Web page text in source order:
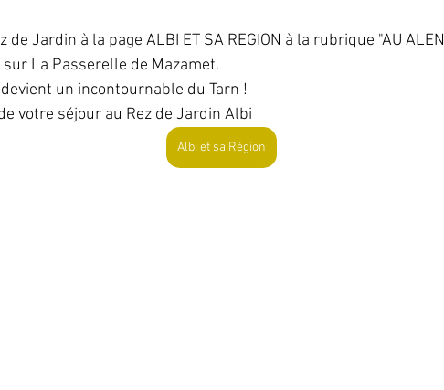
sur 5.
de Jardin à la page ALBI ET SA REGION à la rubrique "AU
La Passerelle de Mazamet.
un incontournable du Tarn !
votre séjour au Rez de Jardin Albi
Albi et sa Région